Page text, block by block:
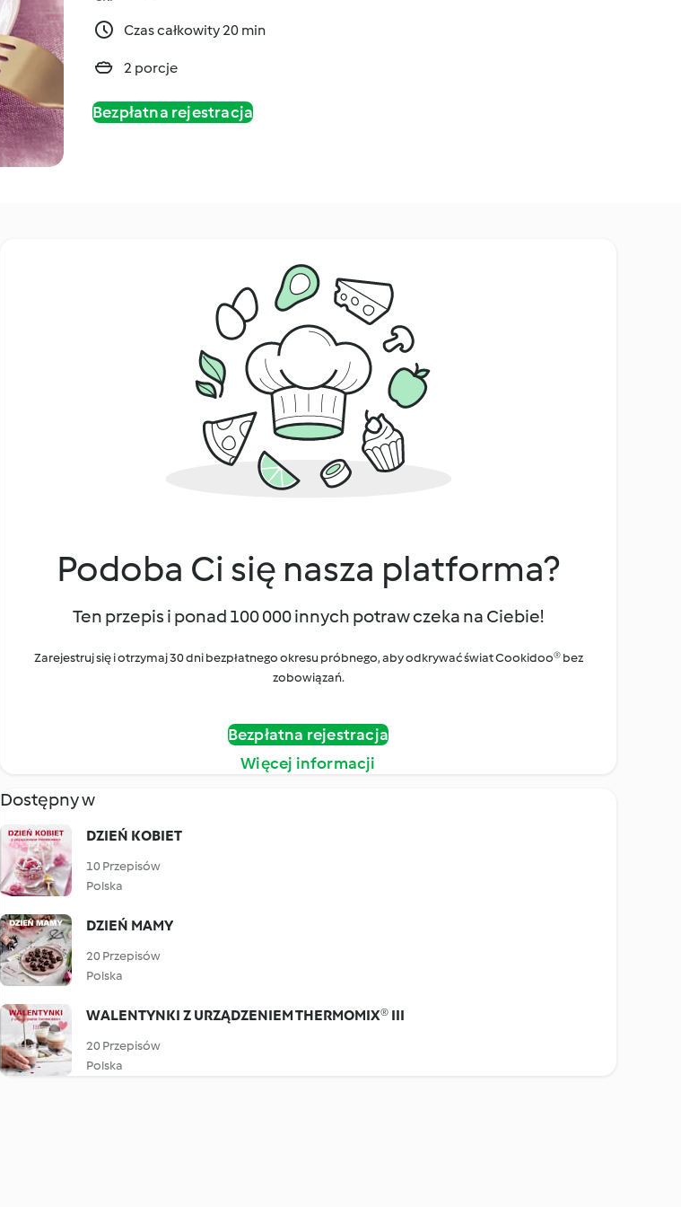
Czas całkowity 20 min
2 porcje
Bezpłatna rejestracja
Podoba Ci się nasza platforma?
Ten przepis i ponad 100 000 innych potraw czeka na Ciebie!
Zarejestruj się i otrzymaj 30 dni bezpłatnego okresu próbnego, aby odkrywać świat Cookidoo® bez
zobowiązań.
Bezpłatna rejestracja
Więcej informacji
Dostępny w
DZIEŃ KOBIET
10 Przepisów
Polska
DZIEŃ MAMY
20 Przepisów
Polska
WALENTYNKI Z URZĄDZENIEM THERMOMIX® III
20 Przepisów
Polska